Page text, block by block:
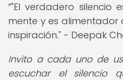
"El verdadero silencio
mente y es
inspiración." - Deepak
Invito a cada uno de
escuchar el silencio